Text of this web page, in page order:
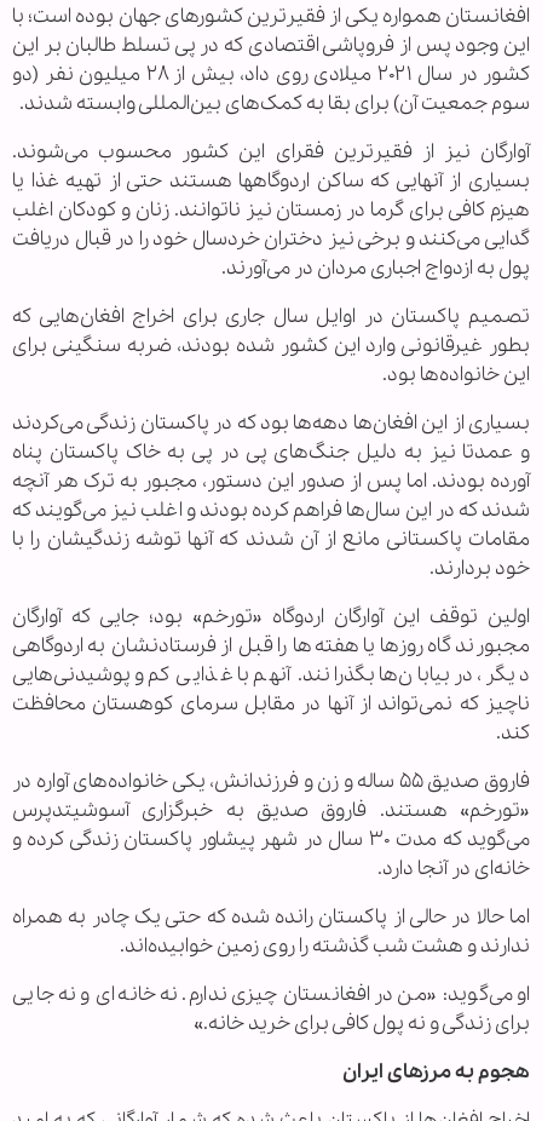
افغانستان همواره یکی از فقیرترین کشورهای جهان بوده است؛ با
این وجود پس از فروپاشی اقتصادی که در پی تسلط طالبان بر این
کشور در سال ۲۰۲۱ میلادی روی داد، بیش از ۲۸ میلیون نفر (دو
سوم جمعیت آن) برای بقا به کمک‌های بین‌المللی وابسته شدند.
آوارگان نیز از فقیرترین فقرای این کشور محسوب می‌شوند.
بسیاری از آنهایی که ساکن اردوگاهها هستند حتی از تهیه غذا یا
هیزم کافی برای گرما در زمستان نیز ناتوانند. زنان و کودکان اغلب
گدایی می‌کنند و برخی نیز دختران خردسال خود را در قبال دریافت
پول به ازدواج اجباری مردان در می‌آورند.
تصمیم پاکستان در اوایل سال جاری برای اخراج افغان‌هایی که
بطور غیرقانونی وارد این کشور شده‌ بودند، ضربه سنگینی برای
این خانواده‌ها بود.
بسیاری از این افغان‌ها دهه‌ها بود که در پاکستان زندگی می‌کردند
و عمدتا نیز به دلیل جنگ‌های پی در پی به خاک پاکستان پناه
آورده بودند. اما پس از صدور این دستور، مجبور به ترک هر آنچه
شدند که در این سال‌ها فراهم کرده بودند و اغلب نیز می‌گویند که
مقامات پاکستانی مانع از آن شدند که آنها توشه زندگیشان را با
خود بردارند.
اولین توقف این آوارگان اردوگاه «تورخم» بود؛ جایی که آوارگان
مجبورند گاه روزها یا هفته‌ها را قبل از فرستادنشان به اردوگاهی
دیگر، در بیابان‌ها بگذرانند. آنهم با غذایی کم و پوشیدنی‌هایی
ناچیز که نمی‌تواند از آنها در مقابل سرمای کوهستان محافظت
کند.
فاروق صدیق ۵۵ ساله و زن و فرزندانش، یکی خانواده‌های آواره در
«تورخم» هستند. فاروق صدیق به خبرگزاری آسوشیتدپرس
می‌گوید که مدت ۳۰ سال در شهر پیشاور پاکستان زندگی کرده و
خانه‌ای در آنجا دارد.
اما حالا در حالی از پاکستان رانده شده که حتی یک چادر به همراه
ندارند و هشت شب گذشته را روی زمین خوابیده‌اند.
او می‌گوید: «من در افغانستان چیزی ندارم. نه خانه‌ای و نه جایی
برای زندگی و نه پول کافی برای خرید‌ خانه.»
هجوم به مرزهای ایران